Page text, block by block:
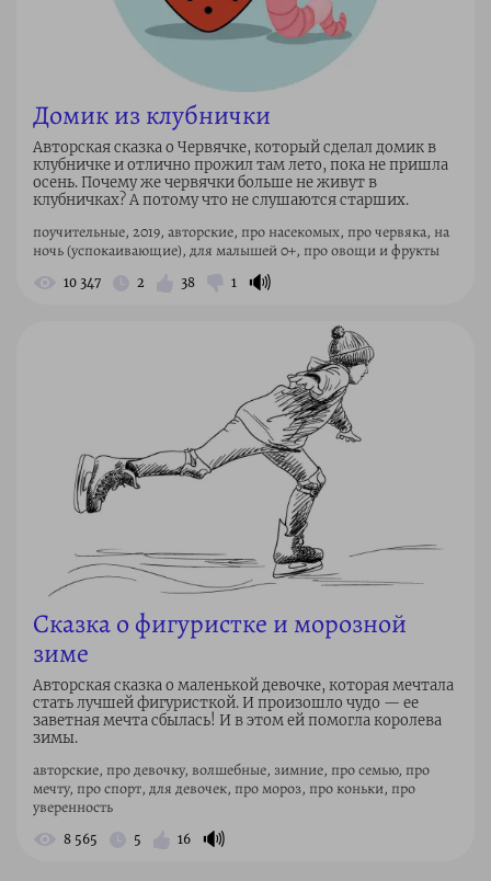
Домик из клубнички
Авторская сказка о Червячке, который сделал домик в
клубничке и отлично прожил там лето, пока не пришла
осень. Почему же червячки больше не живут в
клубничках? А потому что не слушаются старших.
поучительные, 2019, авторские, про насекомых, про червяка, на
ночь (успокаивающие), для малышей 0+, про овощи и фрукты
10 347 2 38 1 🔊
Сказка о фигуристке и морозной
зиме
Авторская сказка о маленькой девочке, которая мечтала
стать лучшей фигуристкой. И произошло чудо — ее
заветная мечта сбылась! И в этом ей помогла королева
зимы.
авторские, про девочку, волшебные, зимние, про семью, про
мечту, про спорт, для девочек, про мороз, про коньки, про
уверенность
8 565 5 16 🔊